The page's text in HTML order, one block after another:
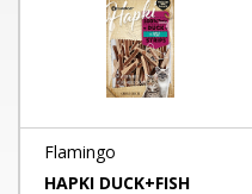
Flamingo
HAPKI DUCK+FISH